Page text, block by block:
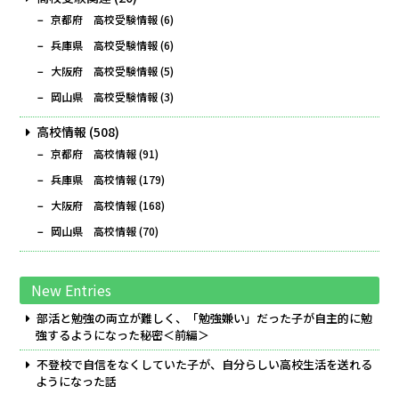
京都府 高校受験情報(6)
兵庫県 高校受験情報(6)
大阪府 高校受験情報(5)
岡山県 高校受験情報(3)
高校情報 (508)
京都府 高校情報(91)
兵庫県 高校情報(179)
大阪府 高校情報(168)
岡山県 高校情報(70)
New Entries
部活と勉強の両立が難しく、「勉強嫌い」だった子が自主的に勉
強するようになった秘密＜前編＞
不登校で自信をなくしていた子が、自分らしい高校生活を送れる
ようになった話